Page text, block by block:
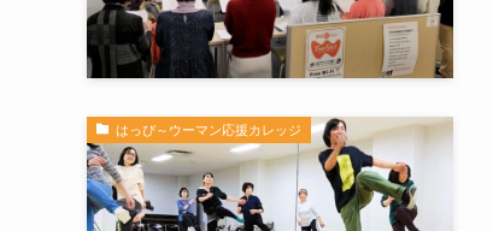
はっぴ～ウーマン応援カレッジ